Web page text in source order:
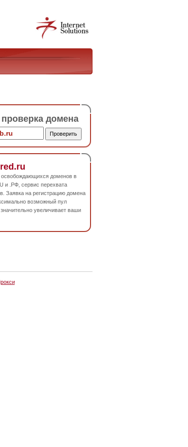
проверка домена
освобождающихся доменов в
и .РФ, сервис перехвата
Заявка на регистрацию домена
возможный пул
значительно увеличивает ваши